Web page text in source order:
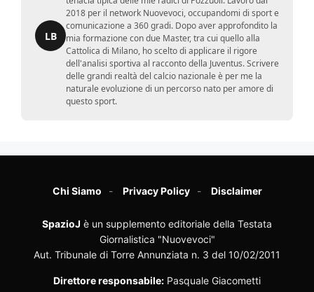
LB
2018 per il network Nuovevoci, occupandomi di sport e
comunicazione a 360 gradi. Dopo aver approfondito la
mia formazione con due Master, tra cui quello alla
Cattolica di Milano, ho scelto di applicare il rigore
dell'analisi sportiva al racconto della Juventus. Scrivere
delle grandi realtà del calcio nazionale è per me la
naturale evoluzione di un percorso nato per amore di
questo sport.
Chi Siamo Privacy Policy Disclaimer
SpazioJ è un supplemento editoriale della Testata
Giornalistica "Nuovevoci"
Aut. Tribunale di Torre Annunziata n. 3 del 10/02/2011
Direttore responsabile: Pasquale Giacometti